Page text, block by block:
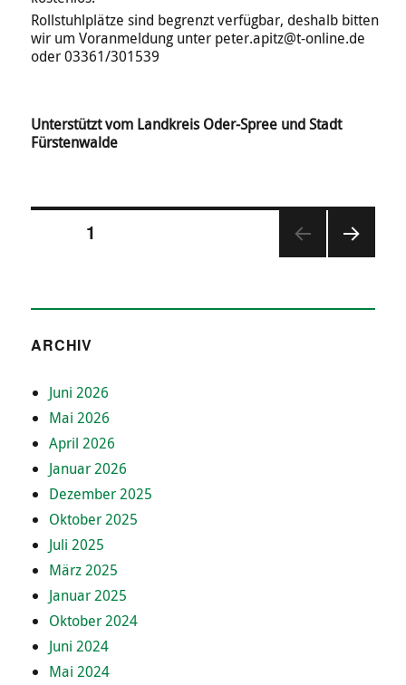
Rollstuhlplätze sind begrenzt verfügbar, deshalb bitten
wir um Voranmeldung unter peter.apitz@t-online.de
oder 03361/301539
Unterstützt vom Landkreis Oder-Spree und Stadt
Fürstenwalde
Seitennummerierung
Beiträge
1
E
ARCHIV
Juni 2026
Mai 2026
April 2026
Januar 2026
Dezember 2025
Oktober 2025
Juli 2025
März 2025
Januar 2025
Oktober 2024
Juni 2024
Mai 2024